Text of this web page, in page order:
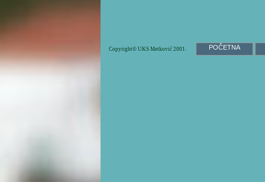
Copyright© UKS Metković 2001. POČETNA